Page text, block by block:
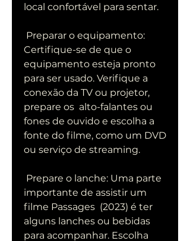
local confortável para sentar.
Certifique-se de que o
equipamento esteja pronto
para ser usado. Verifique a
conexão da TV ou projetor,
prepare os  alto-falantes ou
fones de ouvido e escolha a
fonte do filme, como um DVD
ou serviço de streaming.
importante de assistir um
filme Passages  (2023) é ter
alguns lanches ou bebidas
para acompanhar. Escolha